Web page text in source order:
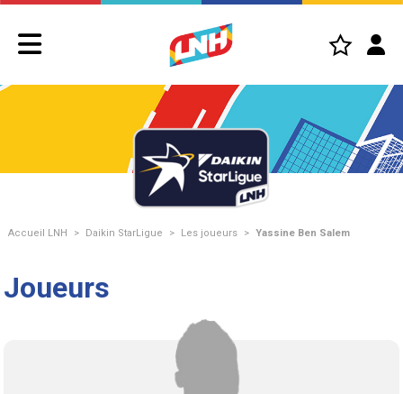
Accueil LNH > Daikin StarLigue > Les joueurs > Yassine Ben Salem
Joueurs